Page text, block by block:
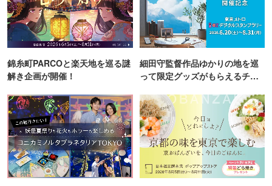
錦糸町PARCOと楽天地を巡る謎
解き企画が開催！
細田守監督作品ゆかりの地を巡
って限定グッズがもらえるチャ